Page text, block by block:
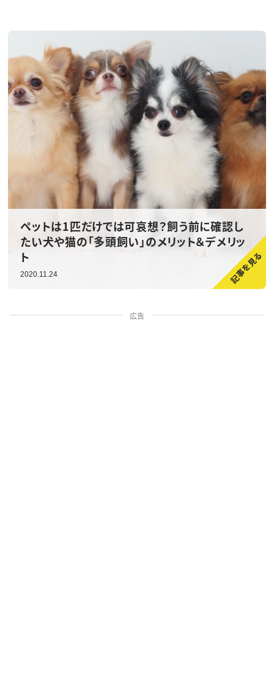
ペットは1匹だけでは可哀想？飼う前に確認し
たい犬や猫の「多頭飼い」のメリット＆デメリッ
ト
2020.11.24
広告